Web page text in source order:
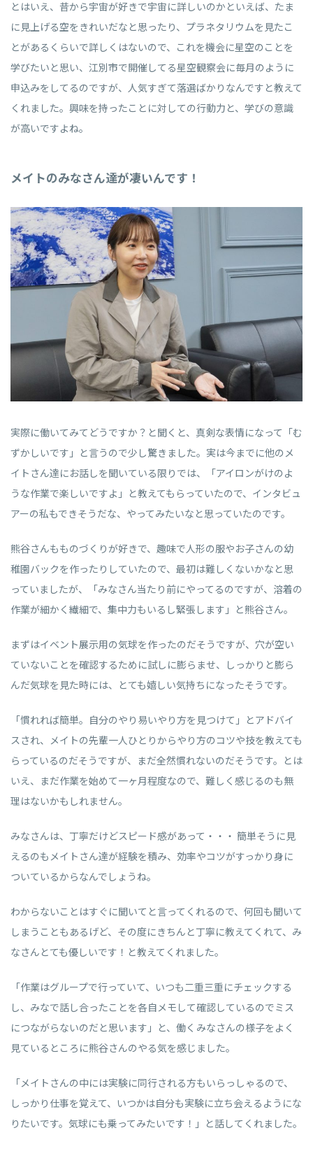
とはいえ、昔から宇宙が好きで宇宙に詳しいのかといえば、たま
に見上げる空をきれいだなと思ったり、プラネタリウムを見たこ
とがあるくらいで詳しくはないので、これを機会に星空のことを
学びたいと思い、江別市で開催してる星空観察会に毎月のように
申込みをしてるのですが、人気すぎて落選ばかりなんですと教えて
くれました。興味を持ったことに対しての行動力と、学びの意識
が高いですよね。
メイトのみなさん達が凄いんです！
実際に働いてみてどうですか？と聞くと、真剣な表情になって「む
ずかしいです」と言うので少し驚きました。実は今までに他のメ
イトさん達にお話しを聞いている限りでは、「アイロンがけのよ
うな作業で楽しいですよ」と教えてもらっていたので、インタビュ
アーの私もできそうだな、やってみたいなと思っていたのです。
熊谷さんもものづくりが好きで、趣味で人形の服やお子さんの幼
稚園バックを作ったりしていたので、最初は難しくないかなと思
っていましたが、「みなさん当たり前にやってるのですが、溶着の
作業が細かく繊細で、集中力もいるし緊張します」と熊谷さん。
まずはイベント展示用の気球を作ったのだそうですが、穴が空い
ていないことを確認するために試しに膨らませ、しっかりと膨ら
んだ気球を見た時には、とても嬉しい気持ちになったそうです。
「慣れれば簡単。自分のやり易いやり方を見つけて」とアドバイ
スされ、メイトの先輩一人ひとりからやり方のコツや技を教えても
らっているのだそうですが、まだ全然慣れないのだそうです。とは
いえ、まだ作業を始めて一ヶ月程度なので、難しく感じるのも無
理はないかもしれません。
みなさんは、丁寧だけどスピード感があって・・・ 簡単そうに見
えるのもメイトさん達が経験を積み、効率やコツがすっかり身に
ついているからなんでしょうね。
わからないことはすぐに聞いてと言ってくれるので、何回も聞いて
しまうこともあるげど、その度にきちんと丁寧に教えてくれて、み
なさんとても優しいです！と教えてくれました。
「作業はグループで行っていて、いつも二重三重にチェックする
し、みなで話し合ったことを各自メモして確認しているのでミス
につながらないのだと思います」と、働くみなさんの様子をよく
見ているところに熊谷さんのやる気を感じました。
「メイトさんの中には実験に同行される方もいらっしゃるので、
しっかり仕事を覚えて、いつかは自分も実験に立ち会えるようにな
りたいです。気球にも乗ってみたいです！」と話してくれました。